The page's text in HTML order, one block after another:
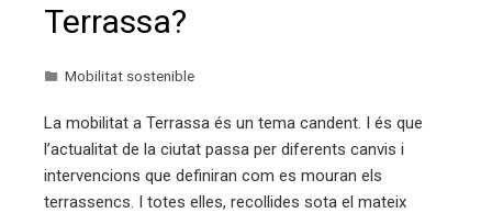
Terrassa?
Mobilitat sostenible
La mobilitat a Terrassa és un tema candent. I és que
l’actualitat de la ciutat passa per diferents canvis i
intervencions que definiran com es mouran els
terrassencs. I totes elles, recollides sota el mateix